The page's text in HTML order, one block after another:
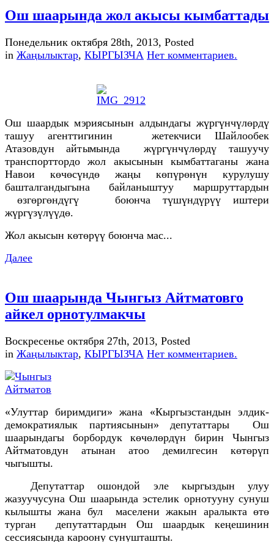
Ош шаарында жол акысы кымбаттады
Понедельник октября 28th, 2013, Posted
in Жаңылыктар, КЫРГЫЗЧА Нет комментариев.
Ош шаардык мэриясынын алдындагы жүргүнчүлөрдү
ташуу агенттигинин жетекчиси Шайлообек
Атазовдун айтымында жүргүнчүлөрдү ташуучу
транспорттордо жол акысынын кымбаттаганы жана
Навои көчөсүндө жаңы көпүрөнүн курулушу
башталгандыгына байланыштуу маршруттардын
өзгөргөндүгү боюнча түшүндүрүү иштери
жүргүзүлүүдө.
Жол акысын көтөрүү боюнча мас...
Далее
Ош шаарында Чынгыз Айтматовго
айкел орнотулмакчы
Воскресенье октября 27th, 2013, Posted
in Жаңылыктар, КЫРГЫЗЧА Нет комментариев.
«Улуттар биримдиги» жана «Кыргызстандын элдик-
демократиялык партиясынын» депутаттары Ош
шаарындагы борбордук көчөлөрдүн бирин Чынгыз
Айтматовдун атынан атоо демилгесин көтөрүп
чыгышты.
Депутаттар ошондой эле кыргыздын улуу
жазуучусуна Ош шаарында эстелик орнотууну сунуш
кылышты жана бул маселени жакын аралыкта өтө
турган депутаттардын Ош шаардык кеңешинин
сессиясында кароону сунушташты.